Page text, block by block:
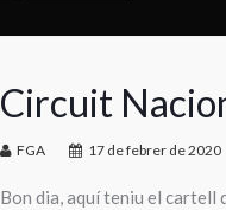
Circuit
FGA 17 de febrer de 2020
Bon dia, aquí teniu el